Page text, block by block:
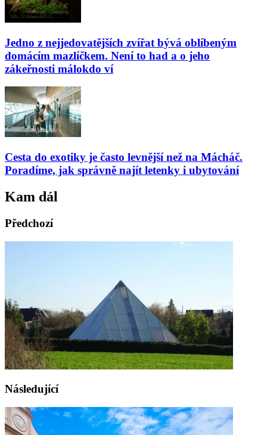
Jedno z nejjedovatějších zvířat bývá oblíbeným
domácím mazlíčkem. Není to had a o jeho
zákeřnosti málokdo ví
Cesta do exotiky je často levnější než na Mácháč.
Poradíme, jak správně najít letenky i ubytování
Kam dál
Předchozí
Následující